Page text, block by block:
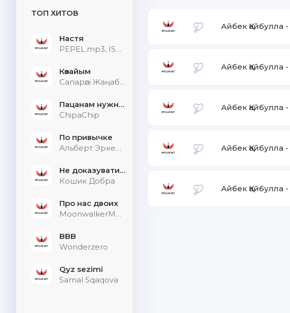
ТОП ХИТОВ
Настя
PEPEL.mp3, ISVNBITOV, Alfredovich
Көзайым
Сапарәлі Жаңабек
Пацанам нужна дыхалка
ChipaChip
По привычке
Альберт Эркенов
Не доказувати тим, хто не слухає
Кошик Добра
Про нас двоих
MoonwalkerMusic
BBB
Wonderzero
Qyz sezimi
Samal Sqaqova
Айбек Қайбулла -
Айбек Қайбулла -
Айбек Қайбулла -
Айбек Қайбулла -
Айбек Қайбулла -